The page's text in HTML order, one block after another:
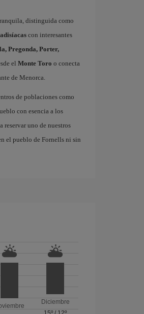
distinguida como
con interesantes
Pregonda, Porter,
el Monte Toro o conecta
de Menorca.
de poblaciones como
con esencia a los
reservar uno de nuestros
el pueblo de Fornells ni sin
Diciembre